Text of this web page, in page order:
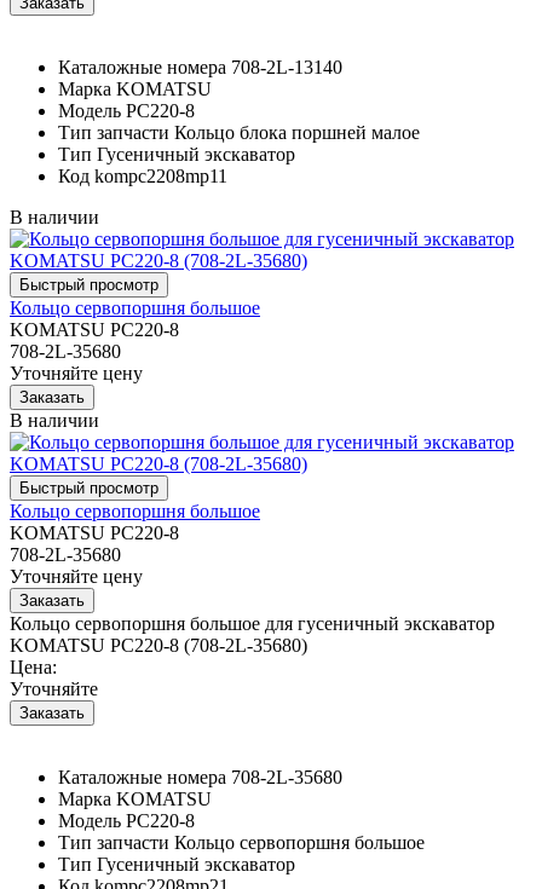
Каталожные номера 708-2L-13140
Марка KOMATSU
Модель PC220-8
Тип запчасти Кольцо блока поршней малое
Тип Гусеничный экскаватор
Код kompc2208mp11
В наличии
Кольцо сервопоршня большое
KOMATSU PC220-8
708-2L-35680
Уточняйте цену
В наличии
Кольцо сервопоршня большое
KOMATSU PC220-8
708-2L-35680
Уточняйте цену
Кольцо сервопоршня большое для гусеничный экскаватор
KOMATSU PC220-8 (708-2L-35680)
Цена:
Уточняйте
Каталожные номера 708-2L-35680
Марка KOMATSU
Модель PC220-8
Тип запчасти Кольцо сервопоршня большое
Тип Гусеничный экскаватор